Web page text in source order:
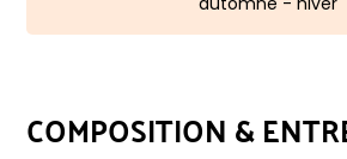
COMPOSITION &